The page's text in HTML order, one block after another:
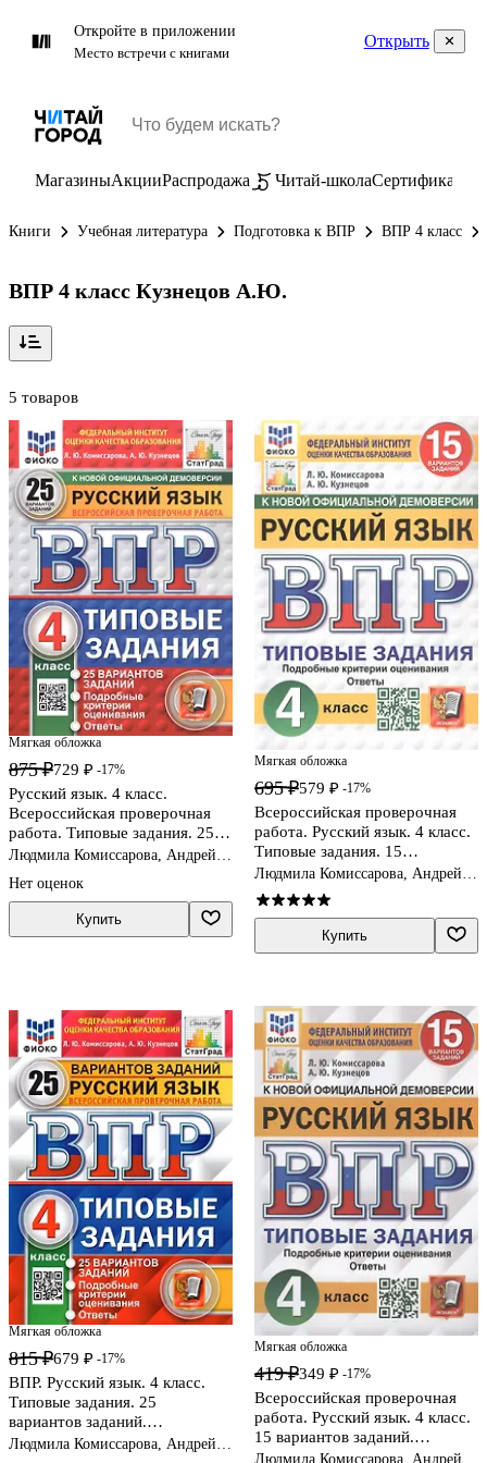
Откройте в приложении
Место встречи с книгами
Открыть
МагазиныАкцииРаспродажа Читай-школаСертификаты
Книги Учебная литература Подготовка к ВПР ВПР 4 класс
ВПР 4 класс Кузнецов А.Ю.
5 товаров
Мягкая обложка
875 ₽729 ₽ -17%
Русский язык. 4 класс.
Всероссийская проверочная
работа. Типовые задания. 25
вариантов заданий
Людмила Комиссарова, Андрей
Нет оценок
Купить
Мягкая обложка
695 ₽579 ₽ -17%
Всероссийская проверочная
работа. Русский язык. 4 класс.
Типовые задания. 15
вариантов заданий.
Подробные критерии
оценивания. Ответы
Людмила Комиссарова, Андрей
Кузнецов
Купить
Мягкая обложка
815 ₽679 ₽ -17%
ВПР. Русский язык. 4 класс.
Типовые задания. 25
вариантов заданий.
Подробные критерии
Людмила Комиссарова, Андрей
Мягкая обложка
419 ₽349 ₽ -17%
Всероссийская проверочная
работа. Русский язык. 4 класс.
15 вариантов заданий.
Типовые задания. Подробные
Людмила Комиссарова, Андрей